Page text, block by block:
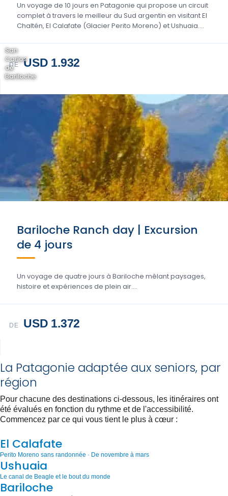
Un voyage de 10 jours en Patagonie qui propose un circuit
complet à travers le meilleur du Sud argentin en visitant El
Chaltén, El Calafate (Glacier Perito Moreno) et Ushuaia....
DE USD 1.932
San
Carlos
de
Bariloche
Bariloche Ranch day | Excursion
de 4 jours
Un voyage de quatre jours à Bariloche mêlant paysages,
histoire et expériences de plein air....
DE USD 1.372
La Patagonie adaptée aux seniors, par
région
Pour chacune des destinations ci-dessous, les itinéraires ont
été évalués en fonction du rythme et de l'accessibilité.
Commencez par ce qui vous tient le plus à cœur :
El Calafate
Perito Moreno sans randonnée · De novembre à mars
Ushuaia
Le canal de Beagle et le bout du monde
Bariloche